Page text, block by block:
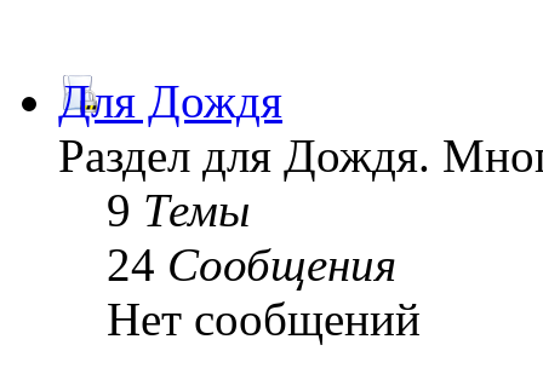
Для Дождя
Раздел для Дождя.
9 Темы
24 Сообщения
Нет сообщений